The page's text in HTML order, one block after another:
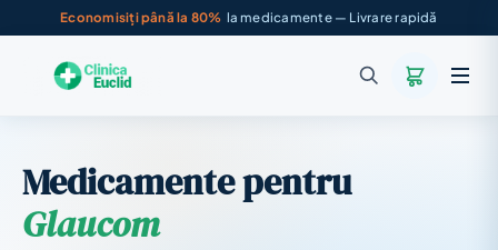
Economisiți până la 80% la medicamente — Livrare rapidă
Medicamente pentru
Glaucom